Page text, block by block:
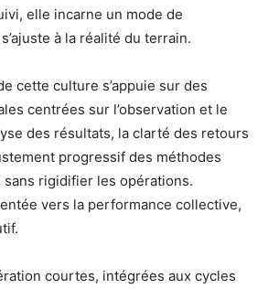
elle incarne un mode de
à la réalité du terrain.
cette culture s’appuie sur des
centrées sur l’observation et le
des résultats, la clarté des retours
progressif des méthodes
sans rigidifier les opérations.
vers la performance collective,
courtes, intégrées aux cycles